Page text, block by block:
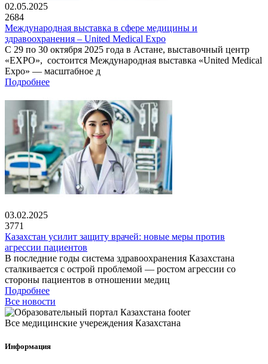
02.05.2025
2684
Международная выставка в сфере медицины и
здравоохранения – United Medical Expo
С 29 по 30 октября 2025 года в Астане, выставочный центр
«EXPO», состоится Международная выставка «United Medical
Expo» — масштабное д
Подробнее
03.02.2025
3771
Казахстан усилит защиту врачей: новые меры против
агрессии пациентов
В последние годы система здравоохранения Казахстана
сталкивается с острой проблемой — ростом агрессии со
стороны пациентов в отношении медиц
Подробнее
Все новости
Все медицинские учереждения Казахстана
Информация